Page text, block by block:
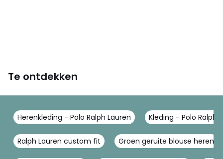
Te ontdekken
Herenkleding - Polo Ralph Lauren Kleding - Polo Ralph
Ralph Lauren custom fit Groen geruite blouse heren